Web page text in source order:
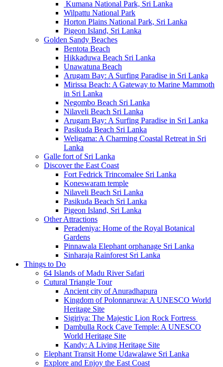
Kumana National Park, Sri Lanka
Wilpattu National Park
Horton Plains National Park, Sri Lanka
Pigeon Island, Sri Lanka
Golden Sandy Beaches
Bentota Beach
Hikkaduwa Beach Sri Lanka
Unawatuna Beach
Arugam Bay: A Surfing Paradise in Sri Lanka
Mirissa Beach: A Gateway to Marine Mammoth
in Sri Lanka
Negombo Beach Sri Lanka
Nilaveli Beach Sri Lanka
Arugam Bay: A Surfing Paradise in Sri Lanka
Pasikuda Beach Sri Lanka
Weligama: A Charming Coastal Retreat in Sri
Lanka
Galle fort of Sri Lanka
Discover the East Coast
Fort Fedrick Trincomalee Sri Lanka
Koneswaram temple
Nilaveli Beach Sri Lanka
Pasikuda Beach Sri Lanka
Pigeon Island, Sri Lanka
Other Attractions
Peradeniya: Home of the Royal Botanical
Gardens
Pinnawala Elephant orphanage Sri Lanka
Sinharaja Rainforest Sri Lanka
Things to Do
64 Islands of Madu River Safari
Cutural Triangle Tour
Ancient city of Anuradhapura
Kingdom of Polonnaruwa: A UNESCO World
Heritage Site
Sigiriya: The Majestic Lion Rock Fortress
Dambulla Rock Cave Temple: A UNESCO
World Heritage Site
Kandy: A Living Heritage Site
Elephant Transit Home Udawalawe Sri Lanka
Explore and Enjoy the East Coast